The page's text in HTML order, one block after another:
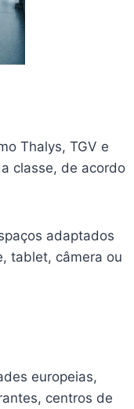
Thalys, TGV e
classe, de acordo
adaptados
tablet, câmera ou
europeias,
centros de